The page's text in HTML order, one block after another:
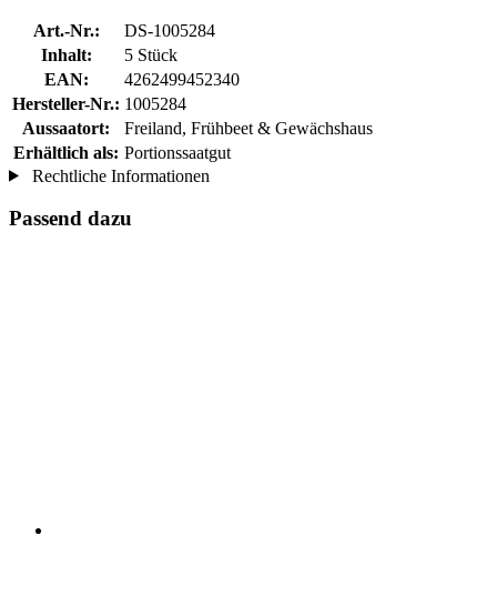
Art.-Nr.:
DS-1005284
Inhalt:
5 Stück
EAN:
4262499452340
Hersteller-Nr.: 1005284
Aussaatort:
Freiland, Frühbeet & Gewächshaus
Erhältlich als: Portionssaatgut
Rechtliche Informationen
Passend dazu